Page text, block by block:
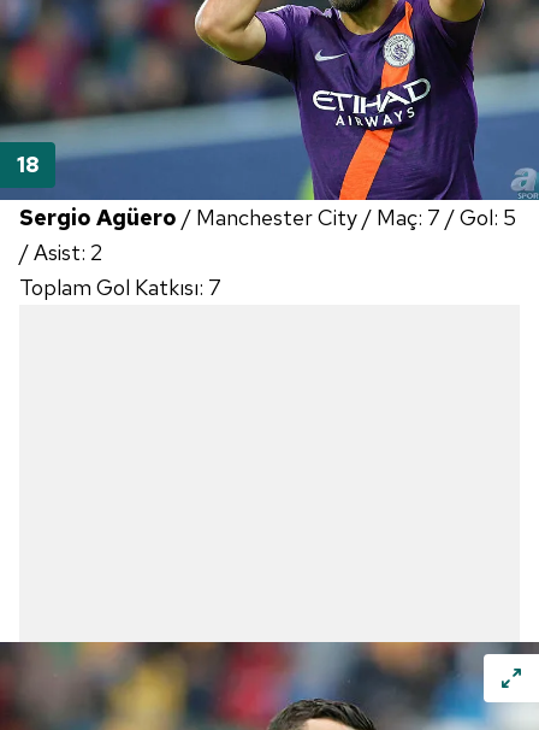
Sergio Agüero / Manchester City / Maç: 7 / Gol: 5
/ Asist: 2
Toplam Gol Katkısı: 7